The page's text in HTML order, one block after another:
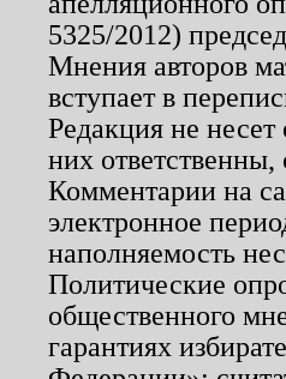
5325/2012)
Мнения авторов
вступает в
Редакция не
них ответственны,
Комментарии на
электронное
наполняемость
Политические
общественного
гарантиях